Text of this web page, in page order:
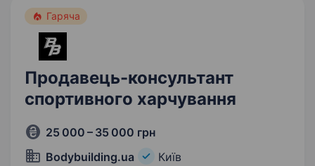
Гаряча
Продавець-консультант
спортивного харчування
25 000 – 35 000 грн
Bodybuilding.ua
Київ